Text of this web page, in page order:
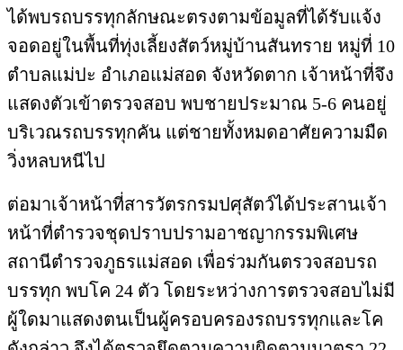
ได้พบรถบรรทุกลักษณะตรงตามข้อมูลที่ได้รับแจ้ง
จอดอยู่ในพื้นที่ทุ่งเลี้ยงสัตว์หมู่บ้านสันทราย หมู่ที่ 10
ตำบลแม่ปะ อำเภอแม่สอด จังหวัดตาก เจ้าหน้าที่จึง
แสดงตัวเข้าตรวจสอบ พบชายประมาณ 5-6 คนอยู่
บริเวณรถบรรทุกคัน แต่ชายทั้งหมดอาศัยความมืด
วิ่งหลบหนีไป
ต่อมาเจ้าหน้าที่สารวัตรกรมปศุสัตว์ได้ประสานเจ้า
หน้าที่ตำรวจชุดปราบปรามอาชญากรรมพิเศษ
สถานีตำรวจภูธรแม่สอด เพื่อร่วมกันตรวจสอบรถ
บรรทุก พบโค 24 ตัว โดยระหว่างการตรวจสอบไม่มี
ผู้ใดมาแสดงตนเป็นผู้ครอบครองรถบรรทุกและโค